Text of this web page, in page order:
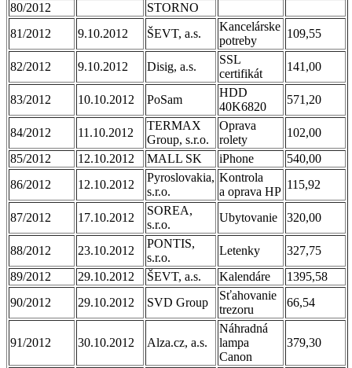
80/2012
STORNO
81/2012
9.10.2012 ŠEVT, a.s.
Kancelárske
potreby
109,55
82/2012 9.10.2012 Disig, a.s.
SSL
certifikát
141,00
83/2012 10.10.2012 PoSam
HDD
40K6820
571,20
84/2012 11.10.2012
TERMAX
Group, s.r.o.
Oprava
rolety
102,00
85/2012
12.10.2012 MALL SK iPhone
540,00
86/2012
12.10.2012
Pyroslovakia,
s.r.o.
Kontrola
a oprava HP
115,92
87/2012 17.10.2012
SOREA,
s.r.o.
Ubytovanie 320,00
88/2012 23.10.2012
PONTIS,
s.r.o.
Letenky
327,75
89/2012
29.10.2012 ŠEVT, a.s. Kalendáre
1395,58
90/2012
29.10.2012 SVD Group
Sťahovanie
trezoru
66,54
91/2012 30.10.2012 Alza.cz, a.s.
Náhradná
lampa
Canon
379,30